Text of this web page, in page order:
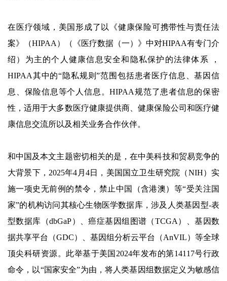
在医疗领域，美国形成了以《健康保险可携带性与责任法
案》（HIPAA）（《医疗数据（一）》中对HIPAA有专门介
绍）为主的个人健康信息安全和隐私保护的法律体系 ，
HIPAA其中的“隐私规则”范围包括患者医疗信息、基因信
息、保险信息等个人信息。HIPAA规范了患者信息的保密
性，适用于大多数医疗健康提供商、健康保险公司和医疗健
康信息交流所以及相关业务合作伙伴。
和中国及本文主题密切相关的是，在中美科技和贸易竞争的
大背景下，2025年4月4日，美国国立卫生研究院（NIH）实
施一项史无前例的禁令，禁止中国（含港澳）等“受关注国
家”的机构访问其核心生物医学数据库，涉及人类基因型-表
型数据库（dbGaP）、癌症基因组图谱（TCGA）、基因数
据共享平台（GDC）、基因组分析云平台（AnVIL）等全球
顶尖科研资源。此举基于美国2024年发布的第14117号行政
命令，以“国家安全”为由，将人类基因组数据定义为敏感信